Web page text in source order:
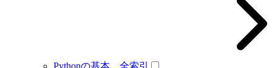
Pythonの基本、全索引